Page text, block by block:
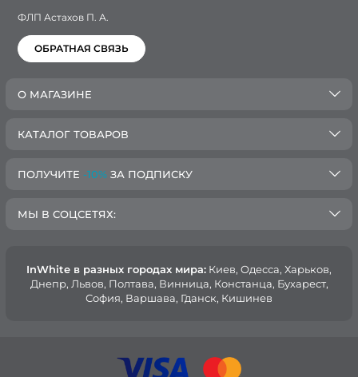
ФЛП Астахов П. А.
ОБРАТНАЯ СВЯЗЬ
О МАГАЗИНЕ
КАТАЛОГ ТОВАРОВ
ПОЛУЧИТЕ -10% ЗА ПОДПИСКУ
МЫ В СОЦСЕТЯХ:
InWhite в разных городах мира: Киев, Oдесса, Харьков,
Днепр, Львов, Полтава, Винница, Констанца, Бухарест,
София, Варшава, Гданск, Кишинев